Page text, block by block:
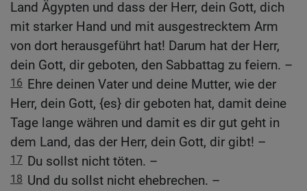
Land Ägypten und dass der Herr, dein Gott, dich
mit starker Hand und mit ausgestrecktem Arm
von dort herausgeführt hat! Darum hat der Herr,
dein Gott, dir geboten, den Sabbattag zu feiern. –
16 Ehre deinen Vater und deine Mutter, wie der
Herr, dein Gott, {es} dir geboten hat, damit deine
Tage lange währen und damit es dir gut geht in
dem Land, das der Herr, dein Gott, dir gibt! –
17 Du sollst nicht töten. –
18 Und du sollst nicht ehebrechen. –